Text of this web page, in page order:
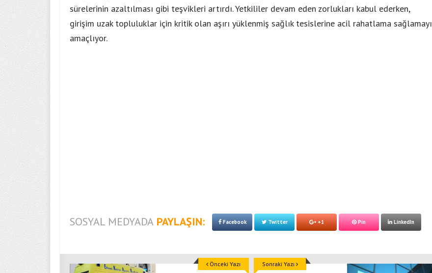
sürelerinin azaltılması gibi teşvikleri artırdı. Yetkililer devam eden zorlukları kabul ederken,
girişim uzak topluluklar için kritik olan aşırı yüklenmiş sağlık tesislerine acil rahatlama sağlamayı
amaçlıyor.
SOSYAL MEDYADA PAYLAŞIN: Facebook Twitter +1 Pin LinkedIn
Önceki Yazı Sonraki Yazı